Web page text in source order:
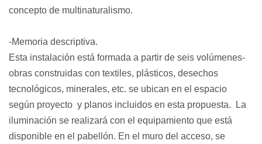
concepto de multinaturalismo.
-Memoria descriptiva.
Esta instalación está formada a partir de seis volúmenes-
obras construidas con textiles, plásticos, desechos
tecnológicos, minerales, etc. se ubican en el espacio
según proyecto y planos incluidos en esta propuesta.
La
iluminación se realizará con el equipamiento que está
disponible en el pabellón. En el muro del acceso, se